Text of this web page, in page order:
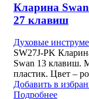
Кларина
27 клавиш
Духовые
SW27J-PK
Swan 13 клавиш.
пластик. Цвет –
Добавить в
Подробнее